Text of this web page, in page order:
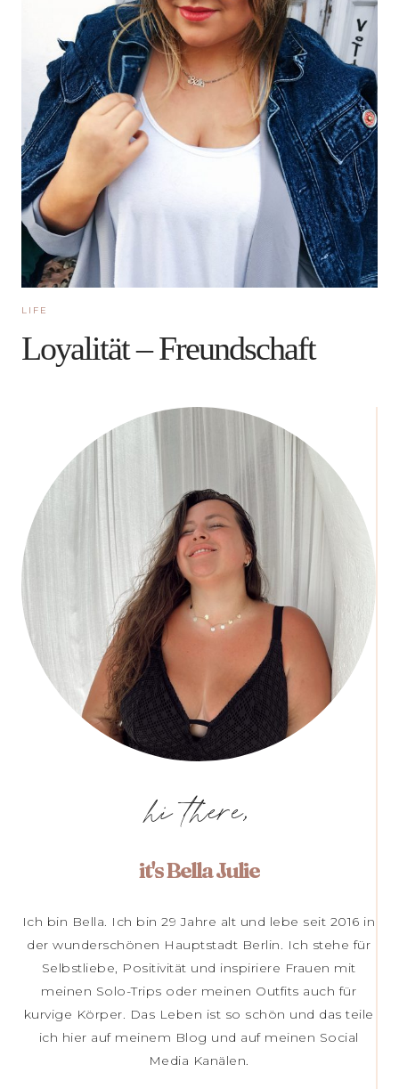
LIFE
Loyalität – Freundschaft
hi there,
it's Bella Julie
Ich bin Bella. Ich bin 29 Jahre alt und lebe seit 2016 in
der wunderschönen Hauptstadt Berlin. Ich stehe für
Selbstliebe, Positivität und inspiriere Frauen mit
meinen Solo-Trips oder meinen Outfits auch für
kurvige Körper. Das Leben ist so schön und das teile
ich hier auf meinem Blog und auf meinen Social
Media Kanälen.